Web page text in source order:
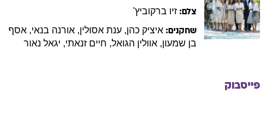
צלם: זיו ברקוביץ'
שחקנים: איציק כהן, ענת אסולין, אורנה בנאי, אסף
בן שמעון, אוולין הגואל, חיים זנאתי, יגאל נאור
פייסבוק